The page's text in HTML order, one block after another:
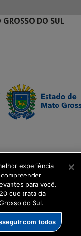
DO SUL
experiência
para você.
que trata da
do Sul.
com todos